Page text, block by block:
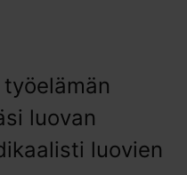
luovan
luovien